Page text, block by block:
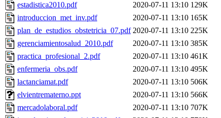
estadistica2010.pdf
2020-07-11 13:10 129K
introduccion_met_inv.pdf
2020-07-11 13:10 165K
plan_de_estudios_obstetricia_07.pdf 2020-07-11 13:10 225K
gerenciamientosalud_2010.pdf
2020-07-11 13:10 385K
practica_profesional_2.pdf
2020-07-11 13:10 461K
enfermeria_obs.pdf
2020-07-11 13:10 495K
lactanciamat.pdf
2020-07-11 13:10 506K
elvientrematerno.ppt
2020-07-11 13:10 566K
mercadolaboral.pdf
2020-07-11 13:10 707K